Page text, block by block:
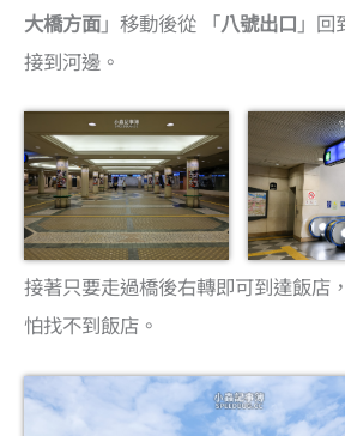
大橋方面」移動後從 「八號出口 」回
接到河邊。
接著只要走過橋後右轉即可到達飯店
怕找不到飯店。